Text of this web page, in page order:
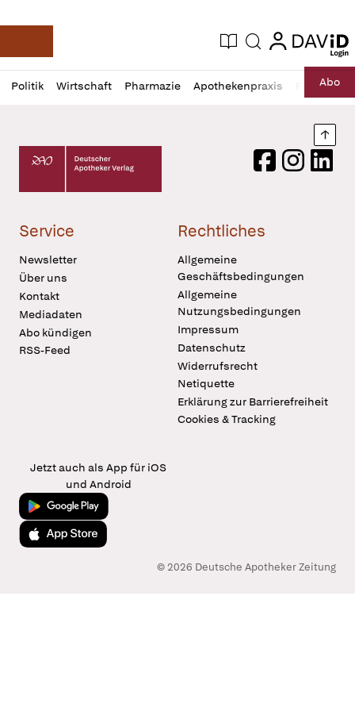
Deutsche Apotheker Zeitung
Aktuelle Ausgabe
Suche login
login
Politik Wirtschaft Pharmazie Apothekenpraxis RechtAbo
Profil
öffnen
Daz
Pur
Deutscher Apotheker Verlag Logo
FacebookInstagram
Service
Newsletter
Über uns
Kontakt
Mediadaten
Abo kündigen
RSS-Feed
Rechtliches
Allgemeine
Geschäftsbedingungen
Allgemeine
Nutzungsbedingungen
Impressum
Datenschutz
Widerrufsrecht
Netiquette
Erklärung zur Barrierefreiheit
Cookies & Tracking
Jetzt auch als App für iOS
und Android
Jetzt bei Google Play
Laden im App Store
© 2026 Deutsche Apotheker Zeitung